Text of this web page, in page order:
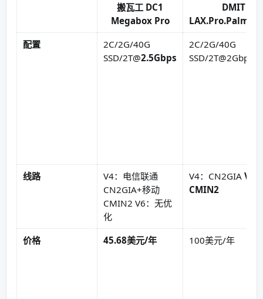
搬瓦工 DC1
Megabox Pro
DMIT
配置
2C/2G/40G
SSD/2T@2.5Gbps
2C/2G/40G
SSD/2T@2Gbps
线路
V4：电信联通
CN2GIA+移动
CMIN2 V6：无优
化
V4：CN2GIA V6
CMIN2
价格 45.68美元/年 100美元/年